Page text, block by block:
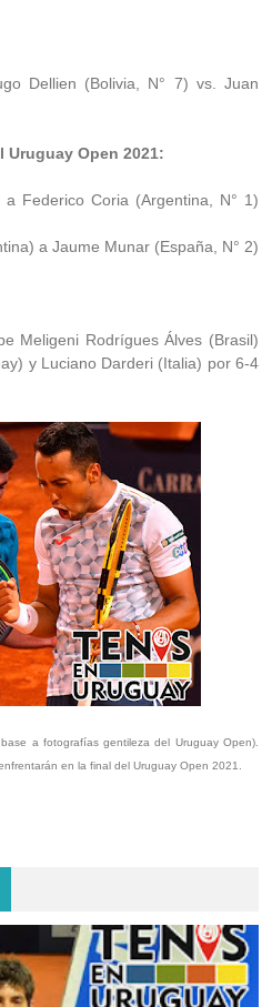
Dellien (Bolivia, N° 7) vs. Juan
Uruguay Open 2021:
Federico Coria (Argentina, N° 1)
a Jaume Munar (España, N° 2)
Meligeni Rodrígues Álves (Brasil)
y Luciano Darderi (Italia) por 6-4
a fotografías gentileza del Uruguay Open).
en la final del Uruguay Open 2021.